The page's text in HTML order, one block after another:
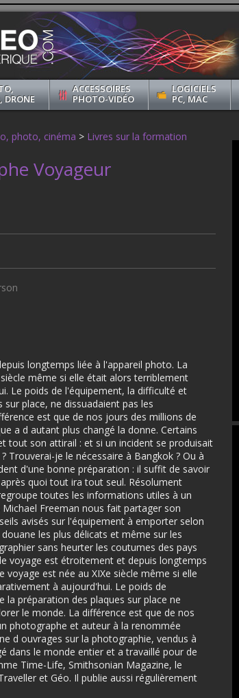
DRONE
ACCESSOIRES
PHOTO-VIDÉO
LOGICIELS
PC, MAC
photo, cinéma > Livres sur la formation
Voyageur
longtemps liée à l'appareil photo. La
même si elle était alors terriblement
Le poids de l'équipement, la difficulté et
place, ne dissuadaient pas les
est que de nos jours des millions de
a d autant plus changé la donne. Certains
tout son attirail : et si un incident se produisait
Trouverai-je le nécessaire à Bangkok ? Ou à
d'une bonne préparation : il suffit de savoir
quoi tout ira tout seul. Résolument
toutes les informations utiles à un
Freeman nous fait partager son
avisés sur l'équipement à emporter selon
les plus délicats et même sur les
sans heurter les coutumes des pays
voyage est étroitement et depuis longtemps
est née au XIXe siècle même si elle
à aujourd'hui. Le poids de
préparation des plaques sur place ne
le monde. La différence est que de nos
photographe et auteur à la renommée
d ouvrages sur la photographie, vendus à
dans le monde entier et a travaillé pour de
Time-Life, Smithsonian Magazine, le
et Géo. Il publie aussi régulièrement